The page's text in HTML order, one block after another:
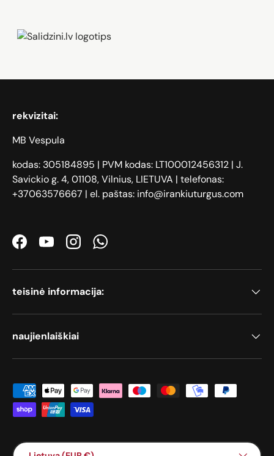
Zāģi, iPhone, Dyson, Mobilie
rekvizitai:
MB Vespula
kodas: 305184895 | PVM kodas: LT100012456312 | J.
Savickio g. 4, 01108, Vilnius, LIETUVA | telefonas:
+37063576667 | el. paštas: info@irankiuturgus.com
FacebookYouTubeInstagramWhatsApp
teisinė informacija:
naujienlaiškiai
Priimami mokėjimo būdai
Šalis / Regionas